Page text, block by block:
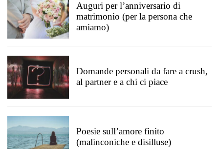
Auguri per l’anniversario di
matrimonio (per la persona che
amiamo)
Domande personali da fare a crush,
al partner e a chi ci piace
Poesie sull’amore finito
(malinconiche e disilluse)